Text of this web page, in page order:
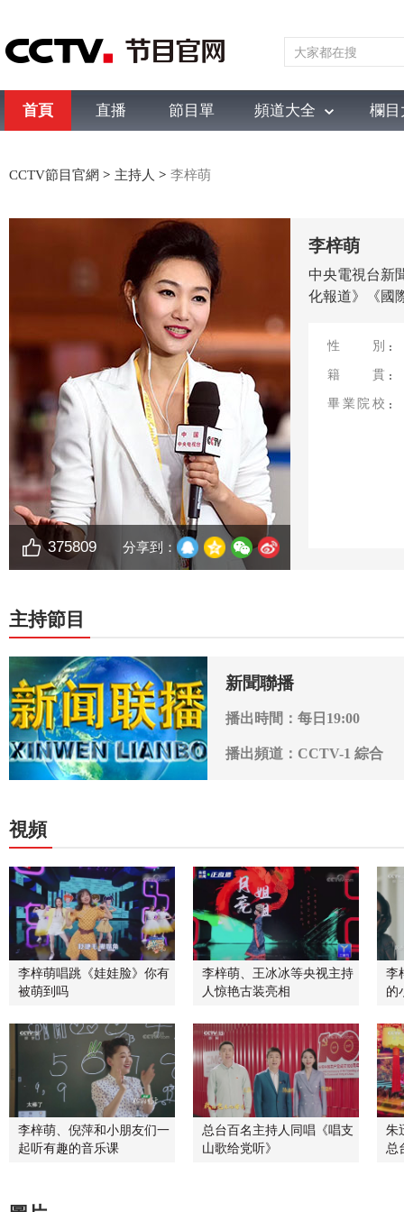
首頁 直播 節目單 頻道大全 欄目
CCTV節目官網 > 主持人 > 李梓萌
375809 分享到：
李梓萌
中央電視台新
化報道》《國
性別
籍貫
畢業院校
主持節目
新聞聯播
播出時間：每日19:00
播出頻道：CCTV-1 綜合
視頻
李梓萌唱跳《娃娃脸》你有
被萌到吗
李梓萌、王冰冰等央视主持
人惊艳古装亮相
李
的
李梓萌、倪萍和小朋友们一
起听有趣的音乐课
总台百名主持人同唱《唱支
山歌给党听》
朱
总